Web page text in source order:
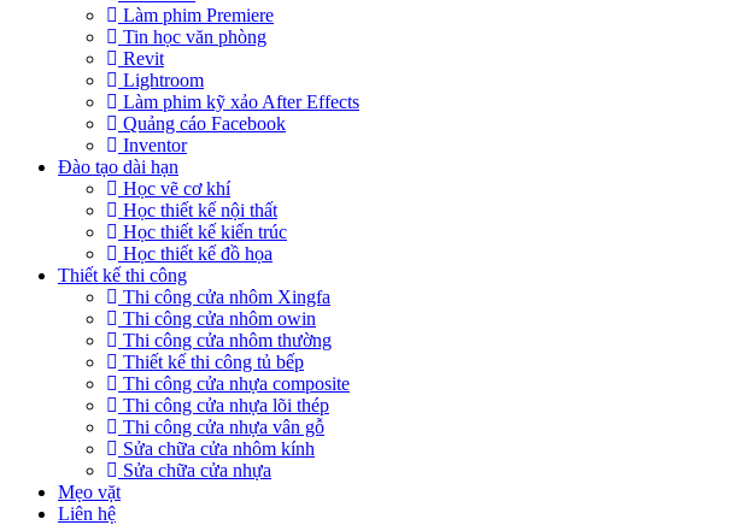
Làm phim Premiere
Tin học văn phòng
Revit
Lightroom
Làm phim kỹ xảo After Effects
Quảng cáo Facebook
Inventor
Đào tạo dài hạn
Học vẽ cơ khí
Học thiết kế nội thất
Học thiết kế kiến trúc
Học thiết kế đồ họa
Thiết kế thi công
Thi công cửa nhôm Xingfa
Thi công cửa nhôm owin
Thi công cửa nhôm thường
Thiết kế thi công tủ bếp
Thi công cửa nhựa composite
Thi công cửa nhựa lõi thép
Thi công cửa nhựa vân gỗ
Sửa chữa cửa nhôm kính
Sửa chữa cửa nhựa
Mẹo vặt
Liên hệ